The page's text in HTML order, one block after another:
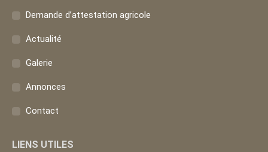
une
fenêtre
une
fenêtre
une
Demande d’attestation agricole
Actualité
Galerie
Annonces
Contact
LIENS UTILES